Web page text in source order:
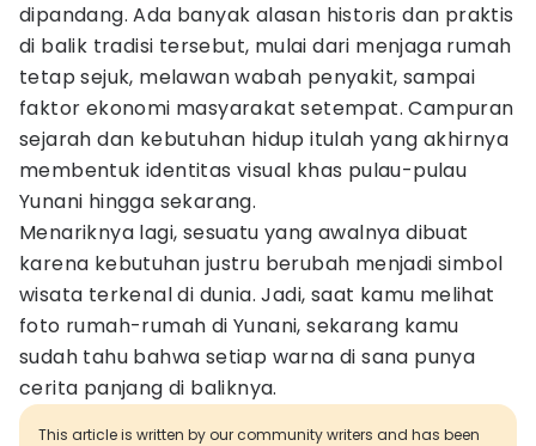
dipandang. Ada banyak alasan historis dan praktis
di balik tradisi tersebut, mulai dari menjaga rumah
tetap sejuk, melawan wabah penyakit, sampai
faktor ekonomi masyarakat setempat. Campuran
sejarah dan kebutuhan hidup itulah yang akhirnya
membentuk identitas visual khas pulau-pulau
Yunani hingga sekarang.
Menariknya lagi, sesuatu yang awalnya dibuat
karena kebutuhan justru berubah menjadi simbol
wisata terkenal di dunia. Jadi, saat kamu melihat
foto rumah-rumah di Yunani, sekarang kamu
sudah tahu bahwa setiap warna di sana punya
cerita panjang di baliknya.
This article is written by our community writers and has been